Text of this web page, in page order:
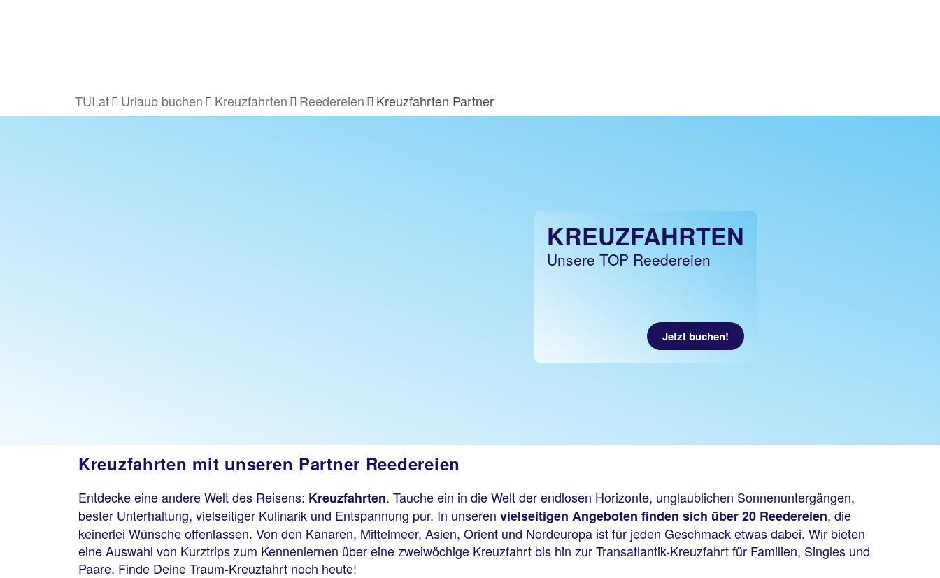
TUI.at Urlaub buchen Kreuzfahrten Reedereien Kreuzfahrten Partner
KREUZFAHRTEN
Unsere TOP Reedereien
Jetzt buchen!
Kreuzfahrten mit unseren Partner Reedereien
Entdecke eine andere Welt des Reisens: Kreuzfahrten. Tauche ein in die Welt der endlosen Horizonte, unglaublichen Sonnenuntergängen,
bester Unterhaltung, vielseitiger Kulinarik und Entspannung pur. In unseren vielseitigen Angeboten finden sich über 20 Reedereien, die
keinerlei Wünsche offenlassen. Von den Kanaren, Mittelmeer, Asien, Orient und Nordeuropa ist für jeden Geschmack etwas dabei. Wir bieten
eine Auswahl von Kurztrips zum Kennenlernen über eine zweiwöchige Kreuzfahrt bis hin zur Transatlantik-Kreuzfahrt für Familien, Singles und
Paare. Finde Deine Traum-Kreuzfahrt noch heute!